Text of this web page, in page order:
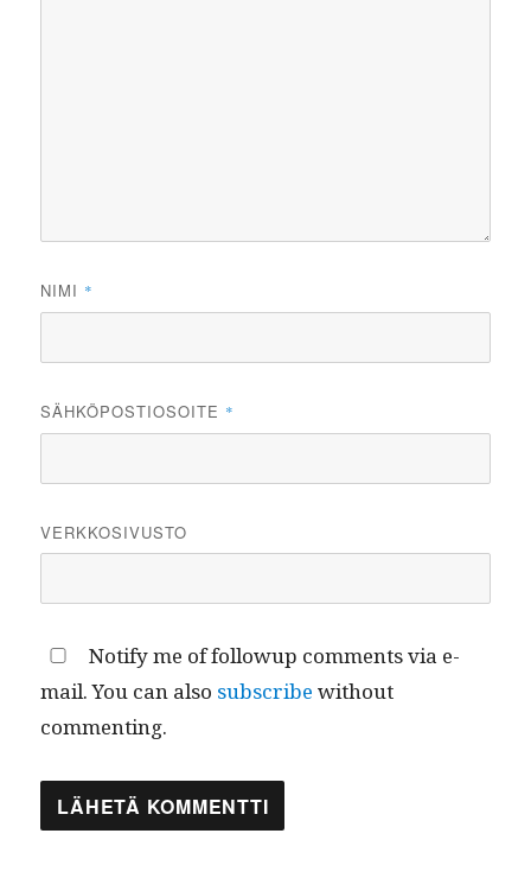
NIMI *
SÄHKÖPOSTIOSOITE *
VERKKOSIVUSTO
Notify me of followup comments via e-
mail. You can also subscribe without
commenting.